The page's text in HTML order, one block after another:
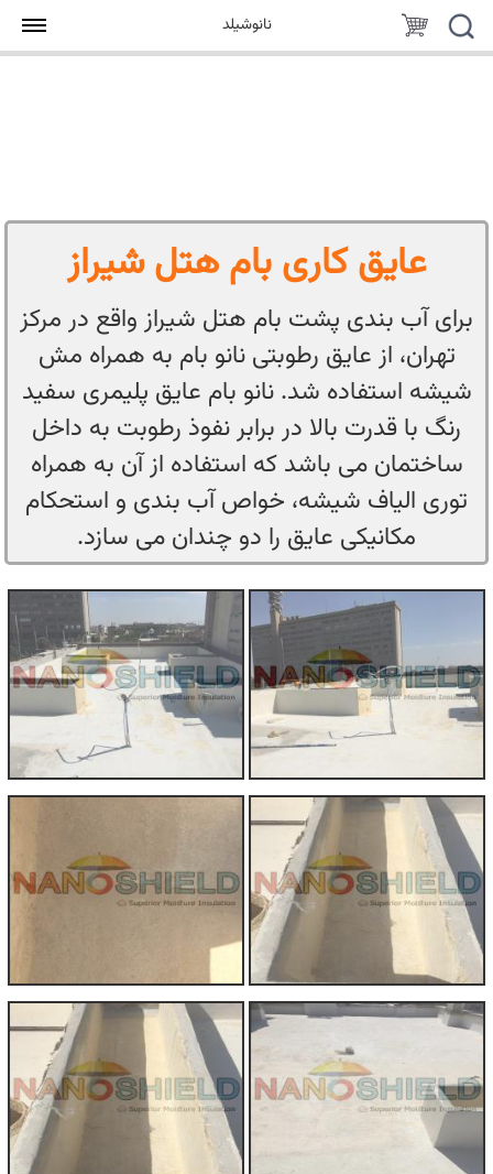
نانوشیلد
عایق کاری بام هتل شیراز
برای آب بندی پشت بام هتل شیراز واقع در مرکز
تهران، از عایق رطوبتی نانو بام به همراه مش
شیشه استفاده شد. نانو بام عایق پلیمری سفید
رنگ با قدرت بالا در برابر نفوذ رطوبت به داخل
ساختمان می باشد که استفاده از آن به همراه
توری الیاف شیشه، خواص آب بندی و استحکام
مکانیکی عایق را دو چندان می سازد.
جستجو
سبد